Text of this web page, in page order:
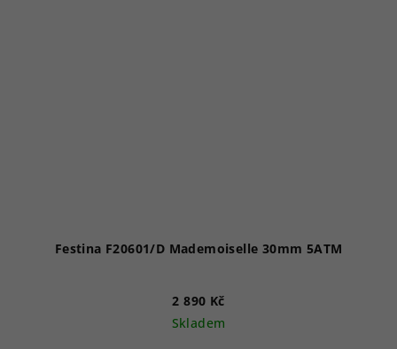
Festina F20601/D Mademoiselle 30mm 5ATM
2 890 Kč
Skladem